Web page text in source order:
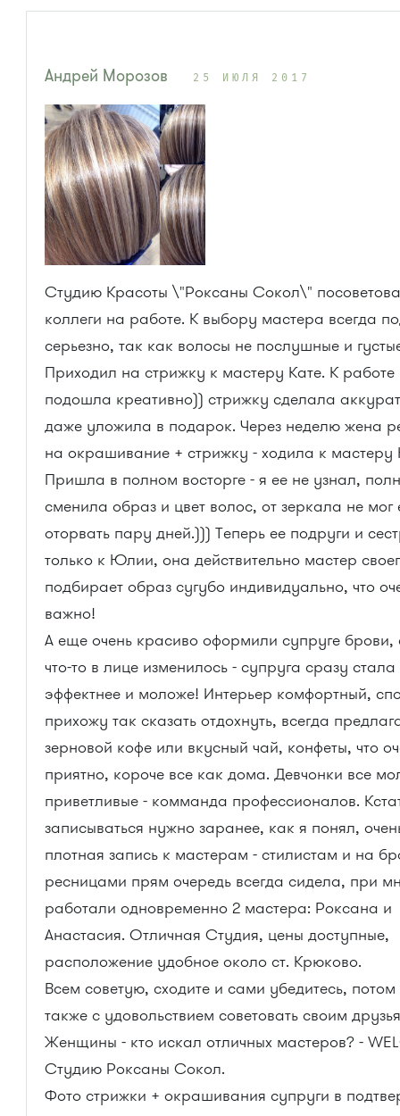
Андрей Морозов 25 ИЮЛЯ 2017
Студию Красоты \"Роксаны Сокол\"
коллеги на работе. К выбору мастера всегда
серьезно, так как волосы не послушные и
Приходил на стрижку к мастеру Кате. К работе
подошла креативно)) стрижку сделала
даже уложила в подарок. Через неделю жена
на окрашивание + стрижку - ходила к
Пришла в полном восторге - я ее не узнал,
сменила образ и цвет волос, от зеркала не мог
оторвать пару дней.))) Теперь ее подруги и
только к Юлии, она действительно мастер
подбирает образ сугубо индивидуально, что
важно!
А еще очень красиво оформили супруге брови,
что-то в лице изменилось - супруга сразу стала
эффектнее и моложе! Интерьер комфортный,
прихожу так сказать отдохнуть, всегда
зерновой кофе или вкусный чай, конфеты, что
приятно, короче все как дома. Девчонки все
приветливые - комманда профессионалов.
записываться нужно заранее, как я понял,
плотная запись к мастерам - стилистам и на
ресницами прям очередь всегда сидела, при
работали одновременно 2 мастера: Роксана и
Анастасия. Отличная Студия, цены доступные,
расположение удобное около ст. Крюково.
Всем советую, сходите и сами убедитесь, потом
также с удовольствием советовать своим
Женщины - кто искал отличных мастеров? -
Студию Роксаны Сокол.
Фото стрижки + окрашивания супруги в